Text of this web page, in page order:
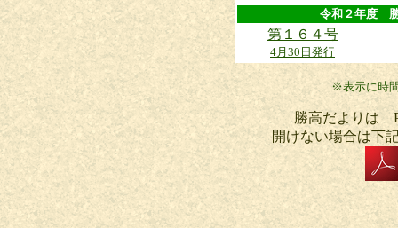
令和２年度
第１６４号
4月30日発行
※表示に時
勝高だよりは
開けない場合は下